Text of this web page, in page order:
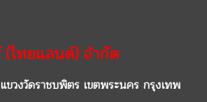
(ไทยแลนด์) จำกัด
วงวัดราชบพิตร เขตพระนคร กรุงเทพ